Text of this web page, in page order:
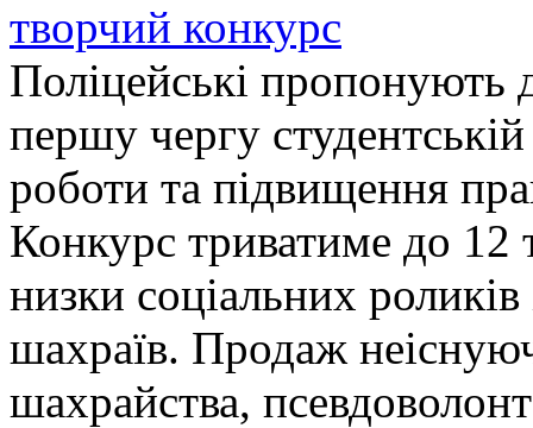
творчий конкурс
Поліцейські пропонують
першу чергу
роботи та підвищення
Конкурс триватиме до 12
низки соціальних
шахраїв. Продаж
шахрайства,